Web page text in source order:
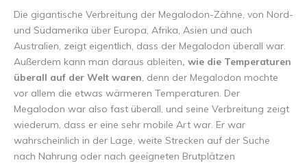
Die gigantische Verbreitung der Megalodon-Zähne, von Nord-
und Südamerika über Europa, Afrika, Asien und auch
Australien, zeigt eigentlich, dass der Megalodon überall war.
Außerdem kann man daraus ableiten, wie die Temperaturen
überall auf der Welt waren, denn der Megalodon mochte
vor allem die etwas wärmeren Temperaturen. Der
Megalodon war also fast überall, und seine Verbreitung zeigt
wiederum, dass er eine sehr mobile Art war. Er war
wahrscheinlich in der Lage, weite Strecken auf der Suche
nach Nahrung oder nach geeigneten Brutplätzen